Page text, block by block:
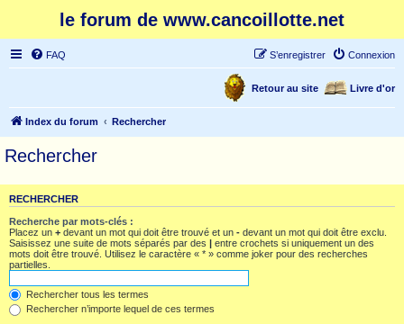
le forum de www.cancoillotte.net
FAQ Connexion
S’enregistrer
Livre d'or
Retour au site
Index du forum Rechercher
Rechercher
RECHERCHER
Recherche par mots-clés :
Placez un + devant un mot qui doit être trouvé et un - devant un mot qui doit être exclu.
Saisissez une suite de mots séparés par des | entre crochets si uniquement un des
mots doit être trouvé. Utilisez le caractère « * » comme joker pour des recherches
partielles.
Rechercher tous les termes
Rechercher n’importe lequel de ces termes